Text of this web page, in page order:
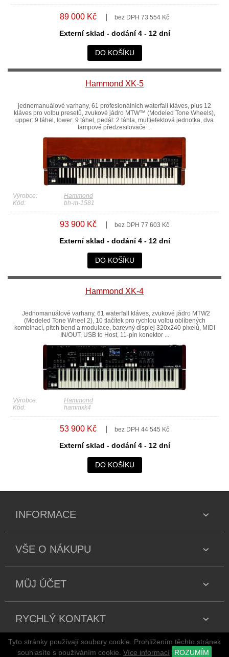
89 000 Kč bez DPH 73 554 Kč
Externí sklad - dodání 4 - 12 dní
DO KOŠÍKU
Hammond XK-5
jednomanuálové varhany, 61 profesionálních waterfall kláves, plus 12
kláves pro volbu presetů, zvukové jádro MTW™ (Modeled Tone Wheels),
upper: 9 táhel, lower: 9 táhel, pedál: 2 táhla, multiefektová jednotka, dva
lampové předzesilovače ...
Výrobce:
Hammond
Kód:
bh-m-1581
93 900 Kč bez DPH 77 603 Kč
Externí sklad - dodání 4 - 12 dní
DO KOŠÍKU
Hammond XK-4
Jednomanuálové varhany, 61 waterfall kláves, zvukové jádro MTW2
(Modeled Tone Wheel 2), 10 tlačítek pro rychlou volbu oblíbených
kombinací, pitch bend a modulace, barevný displej 320x240 pixelů, MIDI
IN/OUT, USB to Host, 11-pin konektor ...
Výrobce:
Hammond
Kód:
hammxk4
53 900 Kč bez DPH 44 545 Kč
Externí sklad - dodání 4 - 12 dní
DO KOŠÍKU
INFORMACE
VŠE O NÁKUPU
MŮJ ÚČET
RYCHLÝ KONTAKT
Tyto stránky používají soubory cookie. Prohlížením těchto stránek
souhlasíte s používáním cookie. Více informací ROZUMÍM
Copyright 2026 všechna práva vyhrazena